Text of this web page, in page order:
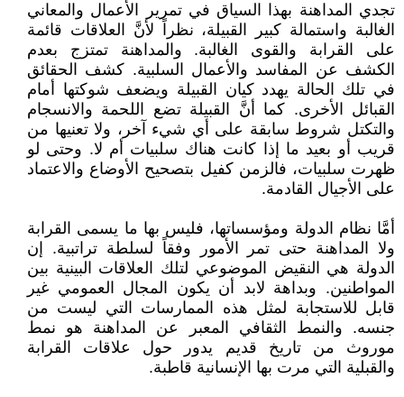
تجدي المداهنة بهذا السياق في تمرير الأعمال والمعاني
الغالبة واستمالة كبير القبيلة، نظراً لأنَّ العلاقات قائمة
على القرابة والقوى الغالبة. والمداهنة تمتزج بعدم
الكشف عن المفاسد والأعمال السلبية. كشف الحقائق
في تلك الحالة يهدد كيان القبيلة ويضعف شوكتها أمام
القبائل الأخرى. كما أنَّ القبيلة تضع اللحمة والانسجام
والتكتل شروط سابقة على أي شيء آخر، ولا تعنيها من
قريب أو بعيد ما إذا كانت هناك سلبيات أم لا. وحتى لو
ظهرت سلبيات، فالزمن كفيل بتصحيح الأوضاع والاعتماد
على الأجيال القادمة.
أمَّا نظام الدولة ومؤسساتها، فليس بها ما يسمى القرابة
ولا المداهنة حتى تمر الأمور وفقاً لسلطة تراتبية. إن
الدولة هي النقيض الموضوعي لتلك العلاقات البينية بين
المواطنين. وبداهة لابد أن يكون المجال العمومي غير
قابل للاستجابة لمثل هذه الممارسات التي ليست من
جنسه. والنمط الثقافي المعبر عن المداهنة هو نمط
موروث من تاريخ قديم يدور حول علاقات القرابة
والقبلية التي مرت بها الإنسانية قاطبة.